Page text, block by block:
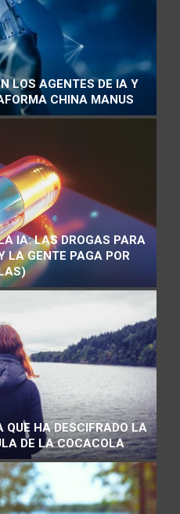
LOS AGENTES DE IA Y
CHINA MANUS
IA: LAS DROGAS PARA
LA GENTE PAGA POR
QUE HA DESCIFRADO LA
DE LA COCACOLA